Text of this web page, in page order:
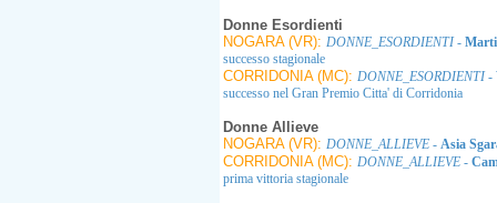
Donne Esordienti
NOGARA (VR): DONNE_ESORDIENTI-
successo stagionale
CORRIDONIA (MC): DONNE_ESORDIENTI-
successo nel Gran Premio Citta' di Corridonia
Donne Allieve
NOGARA (VR): DONNE_ALLIEVE - Asia
CORRIDONIA (MC): DONNE_ALLIEVE -
prima vittoria stagionale